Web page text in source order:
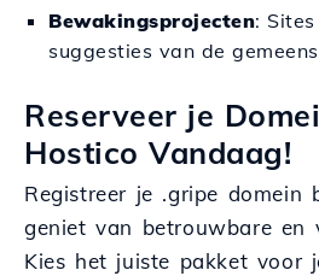
Bewakingsprojecten:
suggesties van de
Reserveer je
Hostico Vandaag!
Registreer je .gripe domein
geniet van betrouwbare en
Kies het juiste pakket voor